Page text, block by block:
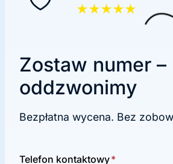
★★★★★
Zostaw numer –
oddzwonimy
Bezpłatna wycena. Bez
Telefon kontaktowy*